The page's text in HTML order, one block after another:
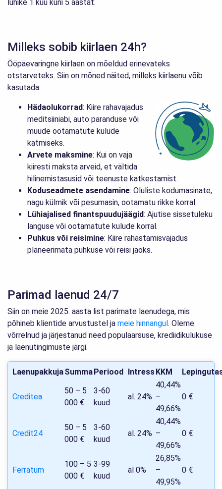
lühike 1 kuu kuni 5 aastat.
Milleks sobib kiirlaen 24h?
Ööpäevaringne kiirlaen on mõeldud erinevateks
otstarveteks. Siin on mõned näited, milleks kiirlaenu võib
kasutada:
Hädaolukorrad: Kiire rahavajadus
meditsiiniabi, auto paranduse või
muude ootamatute kulude
katmiseks.
Arvete maksmine: Kui on vaja
kiiresti maksta arveid, et vältida
hilinemistasusid või teenuste katkestamist.
Koduseadmete asendamine: Oluliste kodumasinate,
nagu külmik või pesumasin, ootamatu rikke korral.
Lühiajalised finantspuudujäägid: Ajutise sissetuleku
languse või ootamatute kulude korral.
Puhkus või reisimine: Kiire rahastamisvajadus
planeerimata puhkuse või reisi jaoks.
Parimad laenud 24/7
Siin on meie 2025. aasta list parimate laenudega, mis
põhineb klientide arvustustel ja meie hinnangul. Oleme
võrrelnud ja järjestanud need populaarsuse, krediidikulukuse
ja laenutingimuste järgi.
LaenupakkujaSummaPeriood IntressKKM
Creditea
50 – 5
000 €
3-60
kuud
al. 24%
40,44%
–
49,66%
0 €
Credit24
50 – 5
000 €
3-60
kuud
al. 24%
40,44%
–
49,66%
0 €
Ferratum
100 – 5
000 €
3-99
kuud
al 0%
26,85%
–
49,95%
0 €